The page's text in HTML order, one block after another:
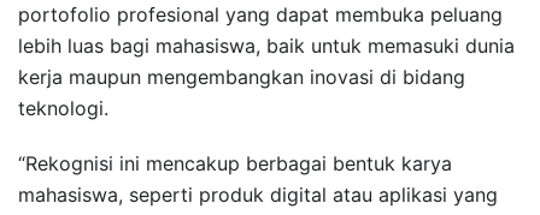
portofolio profesional yang dapat membuka peluang
lebih luas bagi mahasiswa, baik untuk memasuki dunia
kerja maupun mengembangkan inovasi di bidang
teknologi.
“Rekognisi ini mencakup berbagai bentuk karya
mahasiswa, seperti produk digital atau aplikasi yang